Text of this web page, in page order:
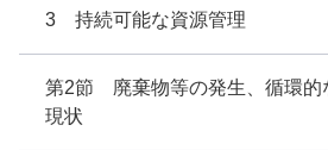
3 持続可能な資源管理
第2節 廃棄物等の発生、循環的
現状